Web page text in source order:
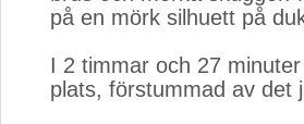
på en mörk silhuett på
I 2 timmar och 27
plats, förstummad av det